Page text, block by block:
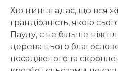
Хто нині згадає, що вся
грандіозність, якою
Паулу, є не більше ніж
дерева цього
посадженого та